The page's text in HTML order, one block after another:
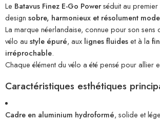
Le Batavus Finez E-Go Powerséduit au
design sobre, harmonieux et résolument
La marque néerlandaise, connue pour son sens
vélo au style épuré, aux lignes fluideset à la
irréprochable.
Chaque élément du vélo a été pensé pour allier
Caractéristiques esthétiques
Cadre en aluminium hydroformé, solide et